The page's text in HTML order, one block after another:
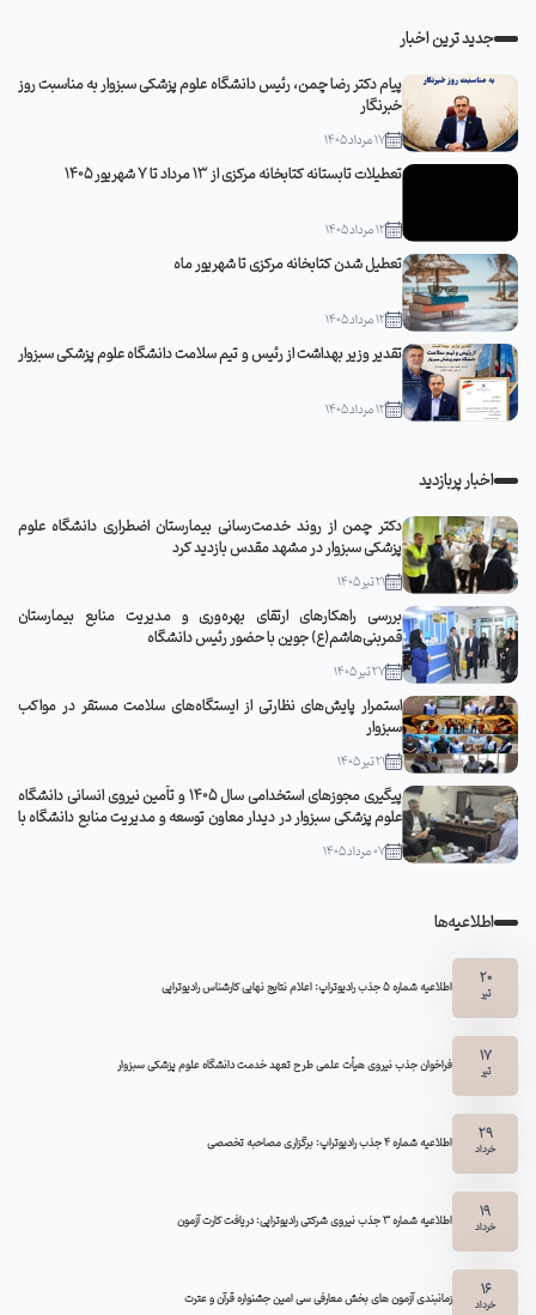
جدید ترین اخبار
پیام دکتر رضا چمن، رئیس دانشگاه علوم پزشکی سبزوار به مناسبت روز
خبرنگار
17 مرداد 1405
تعطیلات تابستانه کتابخانه مرکزی از 13 مرداد تا 7 شهریور 1405
12 مرداد 1405
تعطیل شدن کتابخانه مرکزی تا شهریور ماه
12 مرداد 1405
تقدیر وزیر بهداشت از رئیس و تیم سلامت دانشگاه علوم پزشکی سبزوار
12 مرداد 1405
اخبار پربازدید
دکتر چمن از روند خدمت‌رسانی بیمارستان اضطراری دانشگاه علوم
پزشکی سبزوار در مشهد مقدس بازدید کرد
21 تیر 1405
بررسی راهکارهای ارتقای بهره‌وری و مدیریت منابع بیمارستان
قمربنی‌هاشم(ع) جوین با حضور رئیس دانشگاه
27 تیر 1405
استمرار پایش‌های نظارتی از ایستگاه‌های سلامت مستقر در مواکب
سبزوار
21 تیر 1405
پیگیری مجوزهای استخدامی سال ۱۴۰۵ و تأمین نیروی انسانی دانشگاه
علوم پزشکی سبزوار در دیدار معاون توسعه و مدیریت منابع دانشگاه با
مدیرکل منابع انسانی وزارت بهداشت
07 مرداد 1405
اطلاعیه‌ها
20
تیر اطلاعیه شماره 5 جذب رادیوتراپ: اعلام نتایج نهایی کارشناس رادیوتراپی
17
تیر فراخوان جذب نیروی هیأت علمی طرح تعهد خدمت دانشگاه علوم پزشکی سبزوار
29
خرداد اطلاعیه شماره ۴ جذب رادیوتراپ: برگزاری مصاحبه تخصصی
19
خرداد اطلاعیه شماره 3 جذب نیروی شرکتی رادیوتراپی: دریافت کارت آزمون
16
خرداد زمانبندی آزمون های بخش معارفی سی امین جشنواره قرآن و عترت